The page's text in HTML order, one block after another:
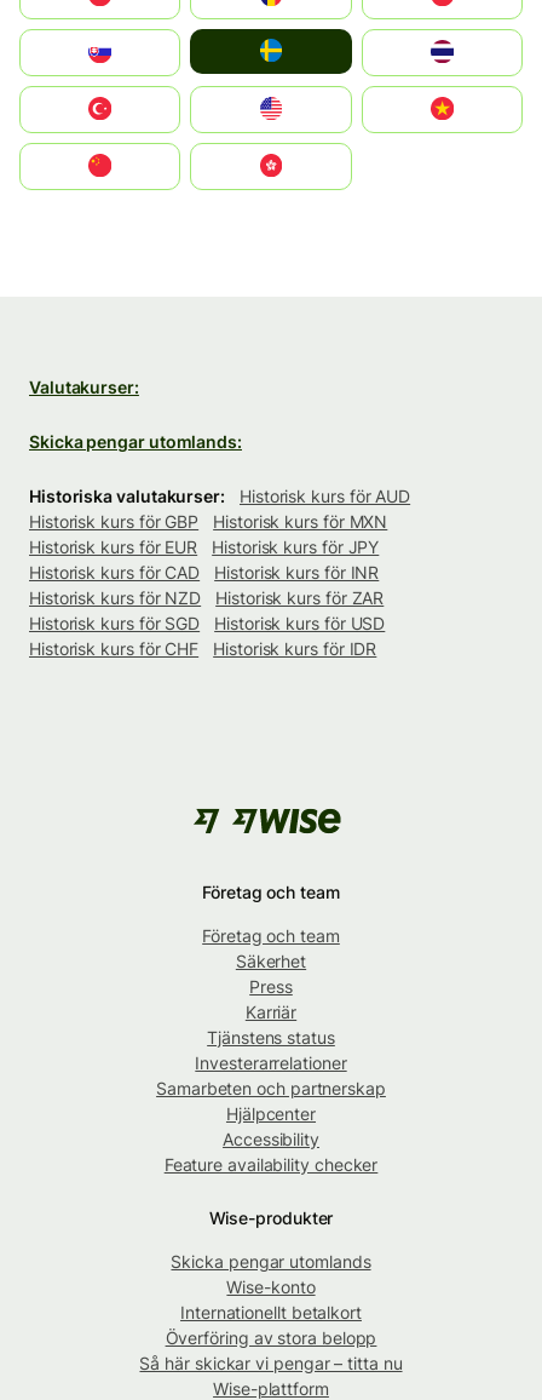
United States
中國香港特別行政區
Valutakurser:
Skicka pengar utomlands:
Historiska valutakurser:
Historisk kurs för AUD
Historisk kurs för GBP
Historisk kurs för MXN
Historisk kurs för EUR
Historisk kurs för JPY
Historisk kurs för CAD
Historisk kurs för INR
Historisk kurs för NZD
Historisk kurs för ZAR
Historisk kurs för SGD
Historisk kurs för USD
Historisk kurs för CHF
Historisk kurs för IDR
Företag och team
Företag och team
Säkerhet
Press
Karriär
Tjänstens status
Investerarrelationer
Samarbeten och partnerskap
Hjälpcenter
Accessibility
Feature availability checker
Wise-produkter
Skicka pengar utomlands
Wise-konto
Internationellt betalkort
Överföring av stora belopp
Så här skickar vi pengar – titta nu
Wise-plattform